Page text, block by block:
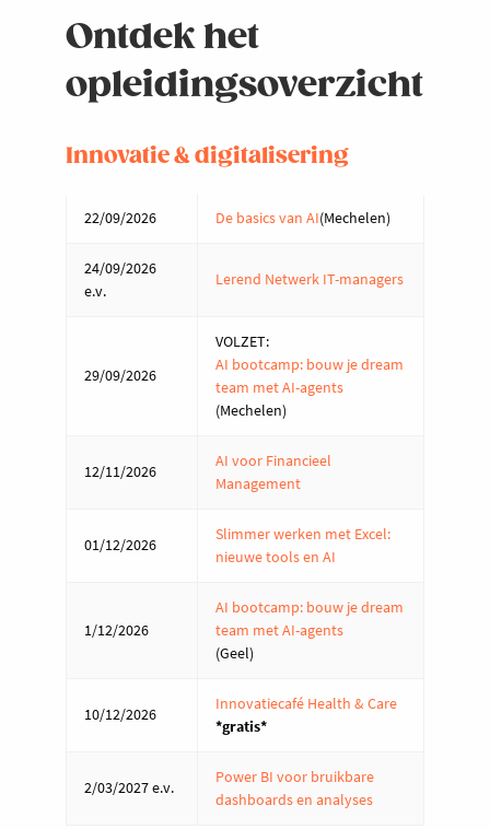
Ontdek het
opleidingsoverzicht
Innovatie & digitalisering
22/09/2026 De basics van AI(Mechelen)
24/09/2026
e.v.
Lerend Netwerk IT-managers
29/09/2026
VOLZET:
AI bootcamp: bouw je dream
team met AI-agents
(Mechelen)
12/11/2026
AI voor Financieel
Management
01/12/2026
Slimmer werken met Excel:
nieuwe tools en AI
1/12/2026
AI bootcamp: bouw je dream
team met AI-agents
(Geel)
10/12/2026
Innovatiecafé Health & Care
*gratis*
2/03/2027 e.v.
Power BI voor bruikbare
dashboards en analyses